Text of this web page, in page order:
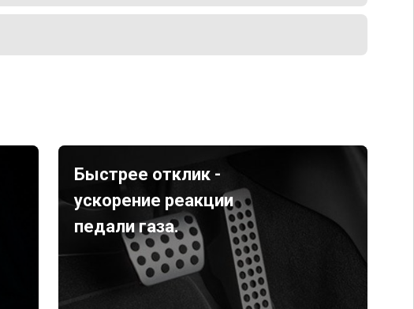
Быстрее отклик -
ускорение реакции
педали газа.